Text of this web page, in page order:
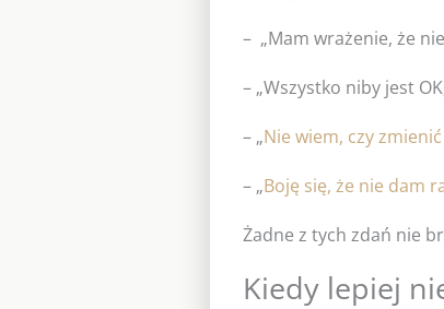
– „Mam wrażenie, że
– „Wszystko niby jest
– „Nie wiem, czy
– „Boję się, że nie dam
Żadne z tych zdań nie
Kiedy lepiej